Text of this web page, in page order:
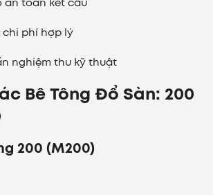
chi phí hợp lý
nghiệm thu kỹ thuật
Bê Tông Đổ Sàn: 200
200 (M200)